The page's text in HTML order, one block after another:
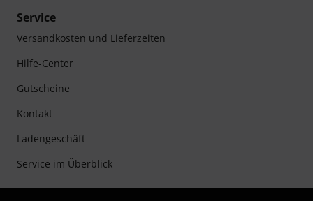
Service
Versandkosten und Lieferzeiten
Hilfe-Center
Gutscheine
Kontakt
Ladengeschäft
Service im Überblick